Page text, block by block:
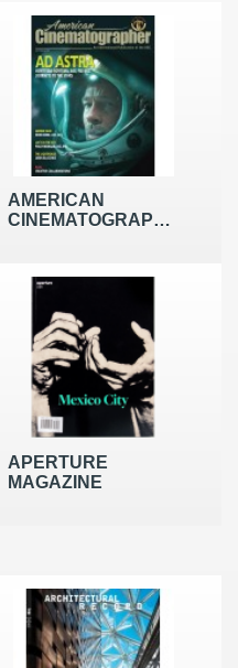
AMERICAN
CINEMATOGRAPHER
APERTURE
MAGAZINE